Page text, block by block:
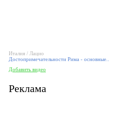
Италия / Лацио
Достопримечательности Рима - основные..
Добавить видео
Реклама